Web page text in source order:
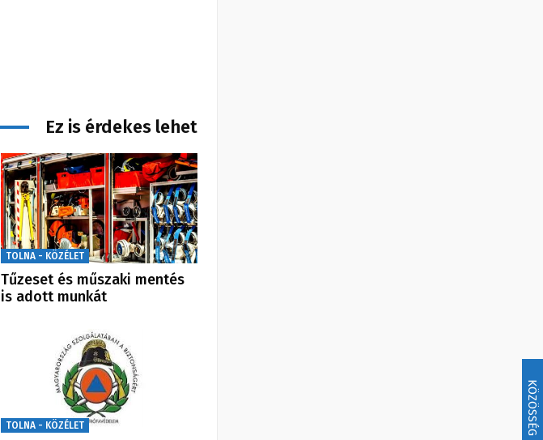
KÖZÖSSÉG
Ez is érdekes lehet
TOLNA - KÖZÉLET
Tűzeset és műszaki mentés
is adott munkát
TOLNA - KÖZÉLET